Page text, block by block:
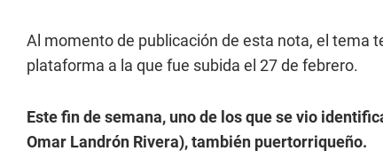
Al momento de publicación de esta nota, el tema
plataforma a la que fue subida el 27 de febrero.
Este fin de semana, uno de los que se vio
Omar Landrón Rivera), también puertorriqueño.